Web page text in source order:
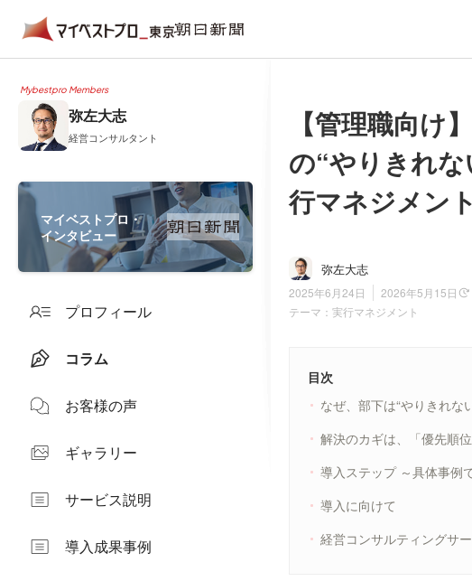
Mybestpro Members
弥左大志
経営コンサルタント
マイベストプロ・
インタビュー
プロフィール
コラム
お客様の声
ギャラリー
サービス説明
導入成果事例
【管理職向け
の“やりきれ
行マネジメン
弥左大志
2025年6月24日
2026年5月15日
テーマ： 実行マネジメント
目次
なぜ、部下は“やりきれ
解決のカギは、「優先順位
導入ステップ ～具体事例
導入に向けて
経営コンサルティングサ